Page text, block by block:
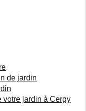
de jardin
votre jardin à Cergy